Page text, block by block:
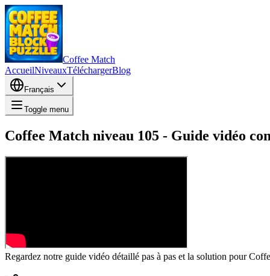
Coffee Match
AccueilNiveauxTéléchargerBlog
Français
Toggle menu
Coffee Match niveau 105 - Guide vidéo
Regardez notre guide vidéo détaillé pas à pas et la solution pour